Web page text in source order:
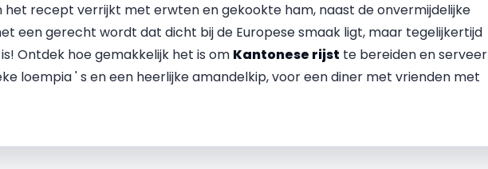
het recept verrijkt met erwten en gekookte ham, naast de onvermijdelijke
een gerecht wordt dat dicht bij de Europese smaak ligt, maar tegelijkertijd
Ontdek hoe gemakkelijk het is om Kantonese rijst te bereiden en serveer
loempia ' s en een heerlijke amandelkip, voor een diner met vrienden met